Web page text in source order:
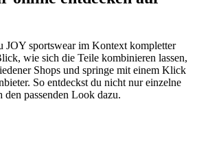
JOY sportswear im Kontext kompletter
wie sich die Teile kombinieren lassen,
Shops und springe mit einem Klick
So entdeckst du nicht nur einzelne
passenden Look dazu.